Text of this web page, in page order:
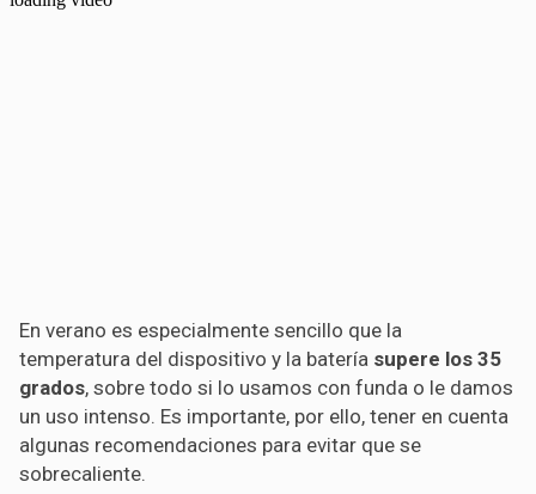
En verano es especialmente sencillo que la
temperatura del dispositivo y la batería supere los 35
grados, sobre todo si lo usamos con funda o le damos
un uso intenso. Es importante, por ello, tener en cuenta
algunas recomendaciones para evitar que se
sobrecaliente.